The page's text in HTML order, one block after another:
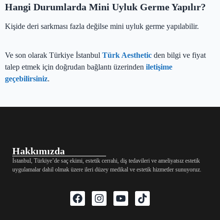
Hangi Durumlarda Mini Uyluk Germe Yapılır?
Kişide deri sarkması fazla değilse mini uyluk germe yapılabilir.
Ve son olarak Türkiye İstanbul Türk Aesthetic den bilgi ve fiyat
talep etmek için doğrudan bağlantı üzerinden iletişime
geçebilirsiniz.
Hakkımızda
İstanbul, Türkiye’de saç ekimi, estetik cerrahi, diş tedavileri ve ameliyatsız estetik
uygulamalar dahil olmak üzere ileri düzey medikal ve estetik hizmetler sunuyoruz.